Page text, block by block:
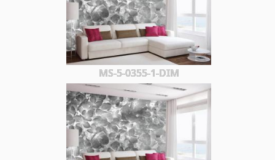
MS-5-0355-1-DIM